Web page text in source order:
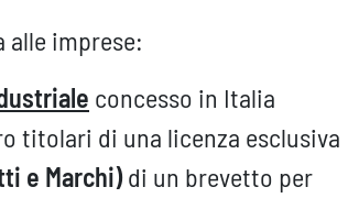
alle imprese:
concesso in Italia
titolari di una licenza esclusiva
e Marchi)di un brevetto per